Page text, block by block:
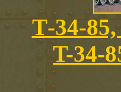
Т-34-
T-34-